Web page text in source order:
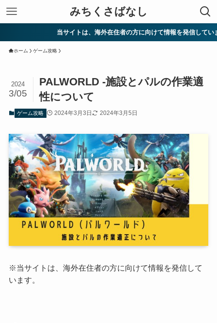
みちくさばなし
当サイトは、海外在住者の方に向けて情報を発信しています。
ホーム ゲーム攻略
PALWORLD -施設とパルの作業適
性について
2024
3/05
ゲーム攻略 2024年3月3日 2024年3月5日
※当サイトは、海外在住者の方に向けて情報を発信して
います。